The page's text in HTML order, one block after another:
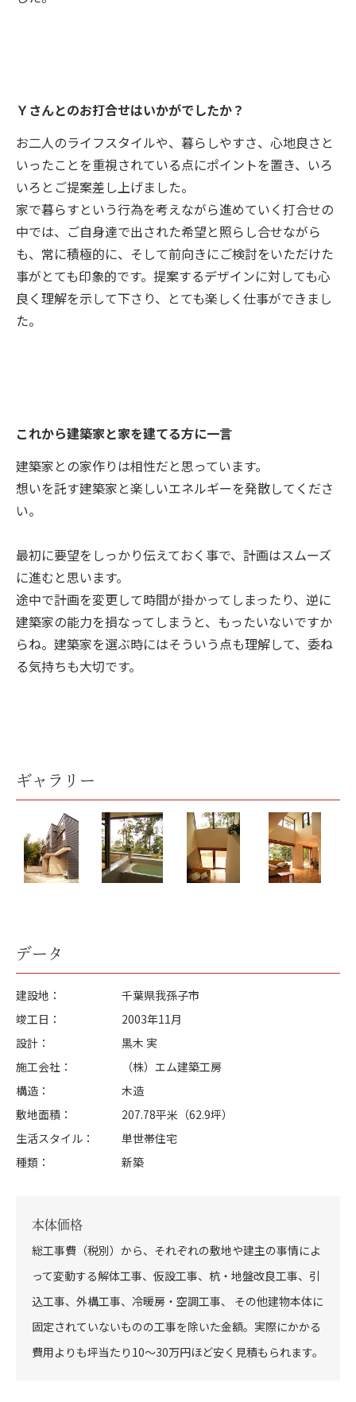
Ｙさんとのお打合せはいかがでしたか？
お二人のライフスタイルや、暮らしやすさ、心地良さと
いったことを重視されている点にポイントを置き、いろ
いろとご提案差し上げました。
家で暮らすという行為を考えながら進めていく打合せの
中では、ご自身達で出された希望と照らし合せながら
も、常に積極的に、そして前向きにご検討をいただけた
事がとても印象的です。提案するデザインに対しても心
良く理解を示して下さり、とても楽しく仕事ができまし
た。
これから建築家と家を建てる方に一言
建築家との家作りは相性だと思っています。
想いを託す建築家と楽しいエネルギーを発散してくださ
い。
最初に要望をしっかり伝えておく事で、計画はスムーズ
に進むと思います。
途中で計画を変更して時間が掛かってしまったり、逆に
建築家の能力を損なってしまうと、もったいないですか
らね。建築家を選ぶ時にはそういう点も理解して、委ね
る気持ちも大切です。
ギャラリー
データ
建設地
千葉県我孫子市
竣工日
2003年11月
設計
黒木 実
施工会社
（株）エム建築工房
構造
木造
敷地面積
207.78平米（62.9坪）
生活スタイル
単世帯住宅
種類
新築
本体価格
総工事費（税別）から、それぞれの敷地や建主の事情によ
って変動する解体工事、仮設工事、杭・地盤改良工事、引
込工事、外構工事、冷暖房・空調工事、 その他建物本体に
固定されていないものの工事を除いた金額。実際にかかる
費用よりも坪当たり10～30万円ほど安く見積もられます。